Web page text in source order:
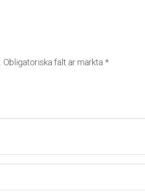
Obligatoriska fält är märkta *